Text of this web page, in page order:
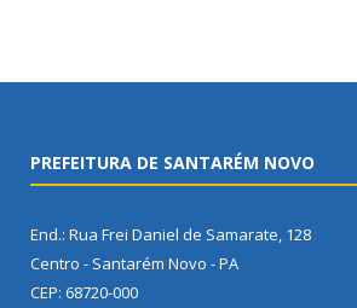
PREFEITURA DE SANTARÉM NOVO
End.: Rua Frei Daniel de Samarate, 128
Centro - Santarém Novo - PA
CEP: 68720-000